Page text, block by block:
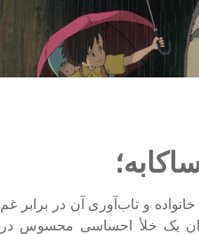
و تاب‌آوری آن در برابر غم
یک خلأ احساسی محسوس در